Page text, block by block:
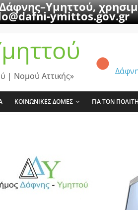
ymittos.gov.gr
| Νομού Αττικής»
ΚΟΙΝΩΝΙΚΕΣ ΔΟΜΕΣ ΓΙΑ ΤΟΝ ΠΟΛΙΤΗ